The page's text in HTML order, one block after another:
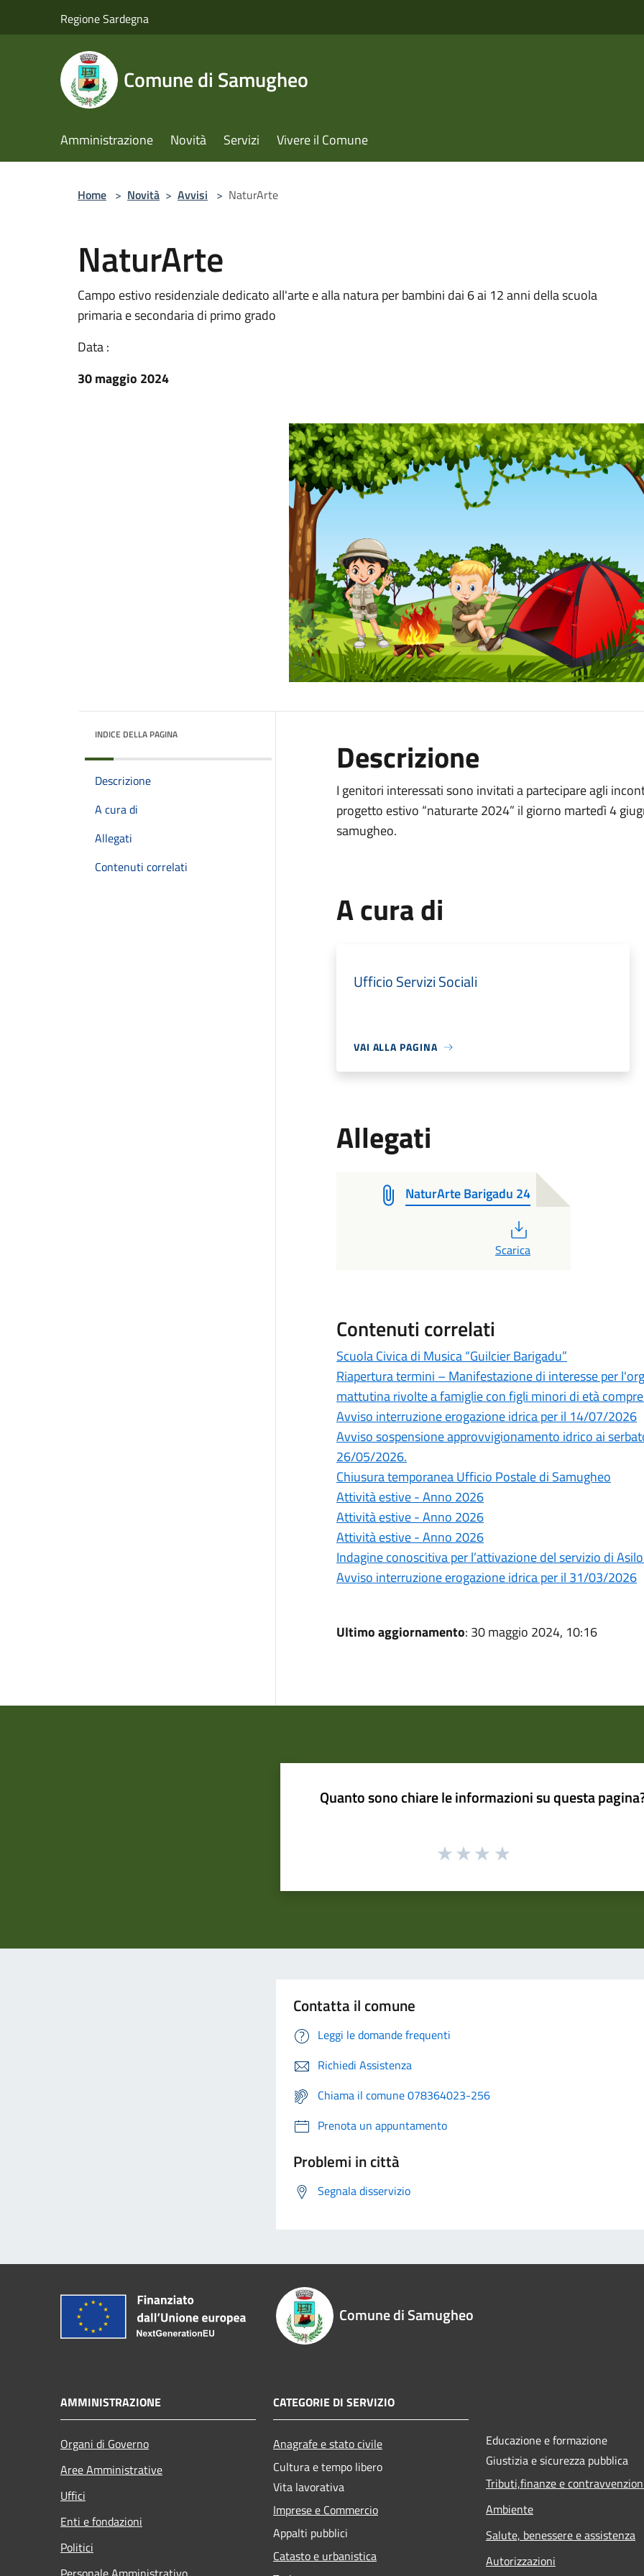
Regione Sardegna
Comune di Samugheo
Amministrazione Novità Servizi Vivere il Comune
Home > Novità > Avvisi > NaturArte
NaturArte
Campo estivo residenziale dedicato all'arte e alla natura per bambini dai 6 ai 12 anni della scuola
primaria e secondaria di primo grado
Data :
30 maggio 2024
INDICE DELLA PAGINA
Descrizione
A cura di
Allegati
Contenuti correlati
Descrizione
I genitori interessati sono invitati a partecipare agli
progetto estivo “naturarte 2024” il giorno martedì 4
samugheo.
A cura di
Ufficio Servizi Sociali
VAI ALLA PAGINA
Allegati
NaturArte Barigadu 24
Scarica
Contenuti correlati
Scuola Civica di Musica “Guilcier Barigadu”
Riapertura termini – Manifestazione di interesse per
mattutina rivolte a famiglie con figli minori di età
Avviso interruzione erogazione idrica per il 14/07/2026
Avviso sospensione approvvigionamento idrico ai
26/05/2026.
Chiusura temporanea Ufficio Postale di Samugheo
Attività estive - Anno 2026
Attività estive - Anno 2026
Attività estive - Anno 2026
Indagine conoscitiva per l’attivazione del servizio di
Avviso interruzione erogazione idrica per il 31/03/2026
Ultimo aggiornamento: 30 maggio 2024, 10:16
Quanto sono chiare le informazioni su questa
Contatta il comune
Leggi le domande frequenti
Richiedi Assistenza
Chiama il comune 078364023-256
Prenota un appuntamento
Problemi in città
Segnala disservizio
Comune di Samugheo
AMMINISTRAZIONE
Organi di Governo
Aree Amministrative
Uffici
Enti e fondazioni
Politici
CATEGORIE DI SERVIZIO
Anagrafe e stato civile
Cultura e tempo libero
Vita lavorativa
Imprese e Commercio
Appalti pubblici
Catasto e urbanistica
Educazione e formazione
Giustizia e sicurezza pubblica
Tributi,finanze e
Ambiente
Salute, benessere e assistenza
Autorizzazioni